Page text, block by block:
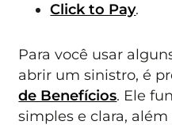
Click to Pay.
Para você usar
abrir um sinistro, é
de Benefícios. Ele
simples e clara,